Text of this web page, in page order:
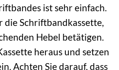
ist sehr einfach.
die Schriftbandkassette,
Hebel betätigen.
heraus und setzen
Achten Sie darauf, dass